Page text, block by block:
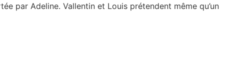
par Adeline. Vallentin et Louis prétendent même qu’un